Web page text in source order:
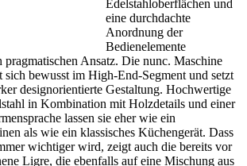
Edelstahloberflächen und
eine durchdachte
Anordnung der
Bedienelemente
pragmatischen Ansatz. Die nunc. Maschine
sich bewusst im High-End-Segment und setzt
designorientierte Gestaltung. Hochwertige
in Kombination mit Holzdetails und einer
lassen sie eher wie ein
als wie ein klassisches Küchengerät. Dass
wichtiger wird, zeigt auch die bereits vor
Ligre, die ebenfalls auf eine Mischung aus